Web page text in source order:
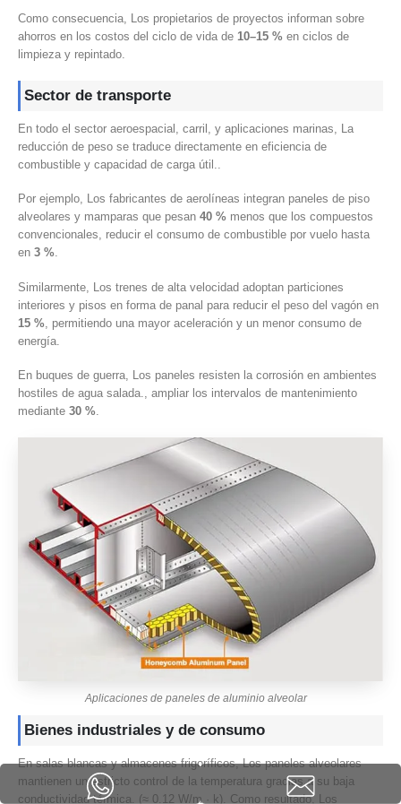
Como consecuencia, Los propietarios de proyectos informan sobre
ahorros en los costos del ciclo de vida de 10–15 % en ciclos de
limpieza y repintado.
Sector de transporte
En todo el sector aeroespacial, carril, y aplicaciones marinas, La
reducción de peso se traduce directamente en eficiencia de
combustible y capacidad de carga útil..
Por ejemplo, Los fabricantes de aerolíneas integran paneles de piso
alveolares y mamparas que pesan 40 % menos que los compuestos
convencionales, reducir el consumo de combustible por vuelo hasta
en 3 %.
Similarmente, Los trenes de alta velocidad adoptan particiones
interiores y pisos en forma de panal para reducir el peso del vagón en
15 % , permitiendo una mayor aceleración y un menor consumo de
energía.
En buques de guerra, Los paneles resisten la corrosión en ambientes
hostiles de agua salada., ampliar los intervalos de mantenimiento
mediante 30 %.
Aplicaciones de paneles de aluminio alveolar
Bienes industriales y de consumo
En salas blancas y almacenes frigoríficos, Los paneles alveolares
mantienen un estricto control de la temperatura gracias a su baja
conductividad térmica. (≈ 0.12 W/m · k). Como resultado, Los